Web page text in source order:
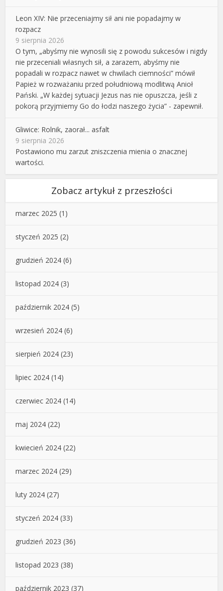
Leon XIV: Nie przeceniajmy sił ani nie popadajmy w
rozpacz
9 sierpnia 2026
O tym, „abyśmy nie wynosili się z powodu sukcesów i nigdy
nie przeceniali własnych sił, a zarazem, abyśmy nie
popadali w rozpacz nawet w chwilach ciemności” mówił
Papież w rozważaniu przed południową modlitwą Anioł
Pański. „W każdej sytuacji Jezus nas nie opuszcza, jeśli z
pokorą przyjmiemy Go do łodzi naszego życia” - zapewnił.
Gliwice: Rolnik, zaorał... asfalt
9 sierpnia 2026
Postawiono mu zarzut zniszczenia mienia o znacznej
wartości.
Zobacz artykuł z przeszłości
marzec 2025 (1)
styczeń 2025 (2)
grudzień 2024 (6)
listopad 2024 (3)
październik 2024 (5)
wrzesień 2024 (6)
sierpień 2024 (23)
lipiec 2024 (14)
czerwiec 2024 (14)
maj 2024 (22)
kwiecień 2024 (22)
marzec 2024 (29)
luty 2024 (27)
styczeń 2024 (33)
grudzień 2023 (36)
listopad 2023 (38)
październik 2023 (37)